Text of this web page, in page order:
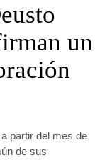
un
partir del mes de
de sus